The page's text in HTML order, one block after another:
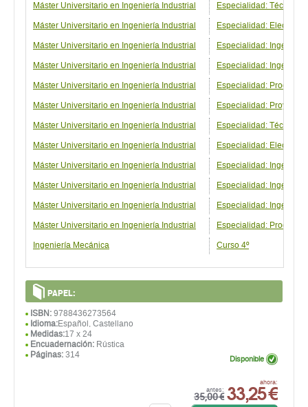
Máster Universitario en Ingeniería Industrial Especialidad: Técnicas
Máster Universitario en Ingeniería Industrial Especialidad:
Máster Universitario en Ingeniería Industrial Especialidad:
Máster Universitario en Ingeniería Industrial Especialidad:
Máster Universitario en Ingeniería Industrial Especialidad:
Máster Universitario en Ingeniería Industrial Especialidad:
Máster Universitario en Ingeniería Industrial Especialidad: Técnicas
Máster Universitario en Ingeniería Industrial Especialidad:
Máster Universitario en Ingeniería Industrial Especialidad:
Máster Universitario en Ingeniería Industrial Especialidad:
Máster Universitario en Ingeniería Industrial Especialidad:
Máster Universitario en Ingeniería Industrial Especialidad:
Ingeniería Mecánica Curso 4º
PAPEL:
ISBN: 9788436273564
Idioma:Español, Castellano
Medidas:17 x 24
Encuadernación: Rústica
Páginas: 314
antes:
35,00 €
ahora:
33,25 €
Disponible